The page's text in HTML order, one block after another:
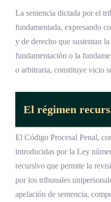
La sentencia dictada por el
fundamentada, expresando
y de derecho que sustentan
fundamentación o la
o arbitraria, constituye vicio
El régimen
El Código Procesal Penal,
introducidas por la Ley
recursivo que permite la
por los tribunales
apelación de sentencia,